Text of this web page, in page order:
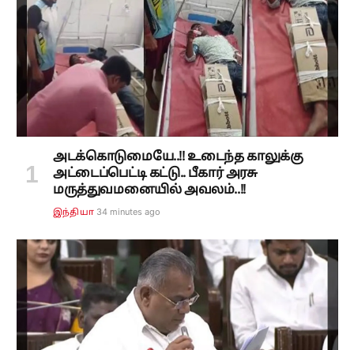
அடக்கொடுமையே..!! உடைந்த காலுக்கு
அட்டைப்பெட்டி கட்டு.. பீகார் அரசு
மருத்துவமனையில் அவலம்..!!
இந்தியா 34 minutes ago